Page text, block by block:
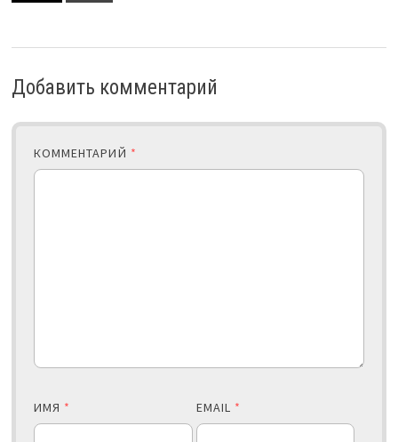
Добавить комментарий
КОММЕНТАРИЙ *
ИМЯ * EMAIL *